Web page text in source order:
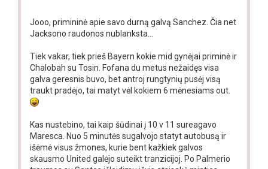
Jooo, primininė apie savo durną galvą Sanchez. Čia net
Jacksono raudonos nublanksta...
Tiek vakar, tiek prieš Bayern kokie mid gynėjai priminė ir
Chalobah su Tosin. Fofana du metus nežaidęs visa
galva geresnis buvo, bet antroj rungtynių pusėj visą
traukt pradėjo, tai matyt vėl kokiem 6 mėnesiams out.
Kas nustebino, tai kaip šūdinai į 10 v 11 sureagavo
Maresca. Nuo 5 minutės sugalvojo statyt autobusą ir
išėmė visus žmones, kurie bent kažkiek galvos
skausmo United galėjo suteikt tranzicijoj. Po Palmerio